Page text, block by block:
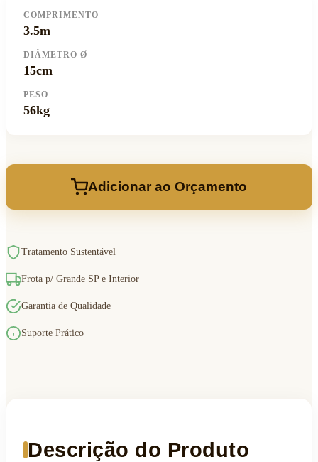
COMPRIMENTO
3.5m
DIÂMETRO Ø
15cm
PESO
56kg
Adicionar ao Orçamento
Tratamento Sustentável
Frota p/ Grande SP e Interior
Garantia de Qualidade
Suporte Prático
Descrição do Produto